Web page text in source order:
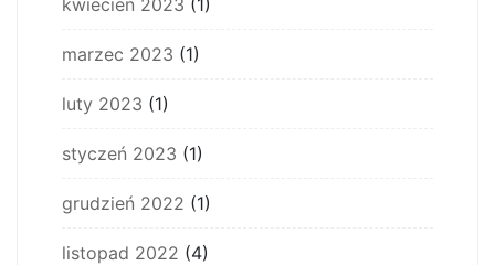
kwiecień 2023 (1)
marzec 2023 (1)
luty 2023 (1)
styczeń 2023 (1)
grudzień 2022 (1)
listopad 2022 (4)